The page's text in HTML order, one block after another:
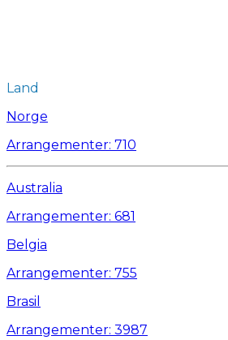
Land
Norge
Arrangementer: 710
Australia
Arrangementer: 681
Belgia
Arrangementer: 755
Brasil
Arrangementer: 3987